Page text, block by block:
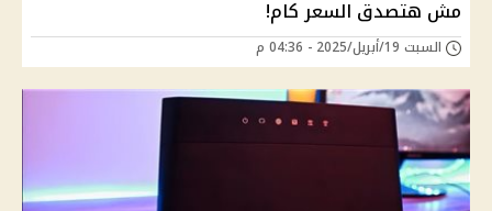
مش هتصدق السعر كام!
السبت 19/أبريل/2025 - 04:36 م